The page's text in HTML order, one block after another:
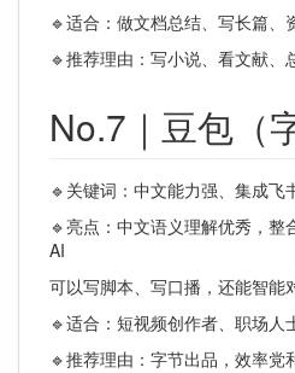
🔹适合：做文档总结、写长篇、
🔹推荐理由：写小说、看文献、
No.7｜豆包（
🔹关键词：中文能力强、集成飞
🔹亮点：中文语义理解优秀，整
AI
可以写脚本、写口播，还能智能
🔹适合：短视频创作者、职场人
🔹推荐理由：字节出品，效率党